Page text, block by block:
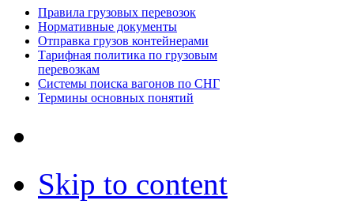
Правила грузовых перевозок
Нормативные документы
Отправка грузов контейнерами
Тарифная политика по грузовым
перевозкам
Системы поиска вагонов по СНГ
Термины основных понятий
Skip to content